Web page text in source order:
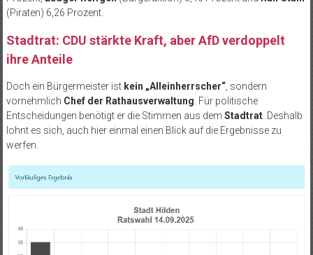
(Piraten) 6,26 Prozent.
Stadtrat: CDU stärkte Kraft, aber AfD verdoppelt
ihre Anteile
Doch ein Bürgermeister ist kein „Alleinherrscher“, sondern
vornehmlich Chef der Rathausverwaltung. Für politische
Entscheidungen benötigt er die Stimmen aus dem Stadtrat. Deshalb
lohnt es sich, auch hier einmal einen Blick auf die Ergebnisse zu
werfen.